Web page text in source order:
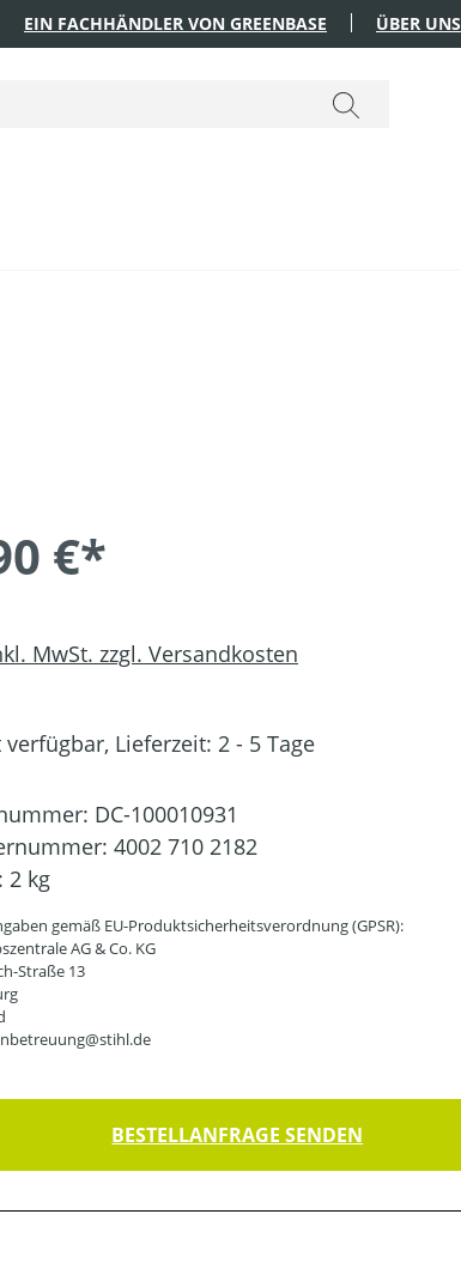
EIN FACHHÄNDLER VON GREENBASE ÜBER UNS
€*
MwSt. zzgl. Versandkosten
verfügbar, Lieferzeit: 2 - 5 Tage
DC-100010931
4002 710 2182
2 kg
gemäß EU-Produktsicherheitsverordnung (GPSR):
AG & Co. KG
Straße 13
BESTELLANFRAGE SENDEN